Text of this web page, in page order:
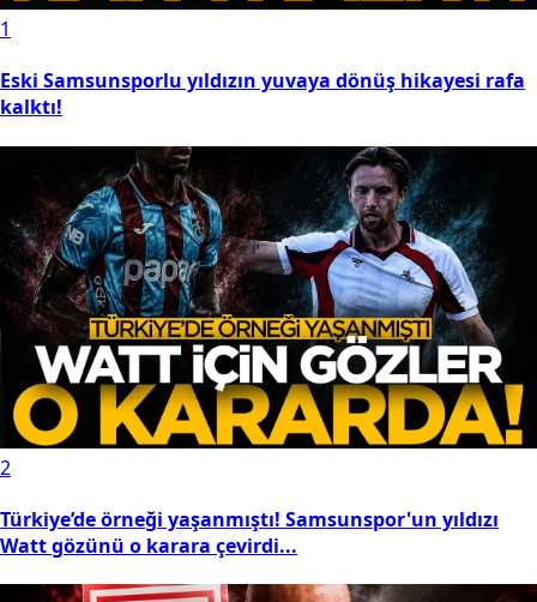
1
Eski Samsunsporlu yıldızın yuvaya dönüş hikayesi rafa
kalktı!
2
Türkiye’de örneği yaşanmıştı! Samsunspor'un yıldızı
Watt gözünü o karara çevirdi...